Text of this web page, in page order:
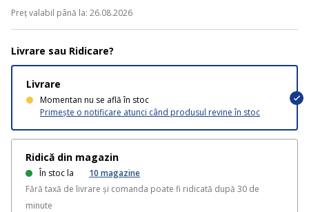
Preț valabil până la: 26.08.2026
Livrare sau Ridicare?
Livrare
Momentan nu se află în stoc
Primește o notificare atunci când produsul revine în stoc
Ridică din magazin
În stoc la 10 magazine
Fără taxă de livrare și comanda poate fi ridicată după 30 de
minute